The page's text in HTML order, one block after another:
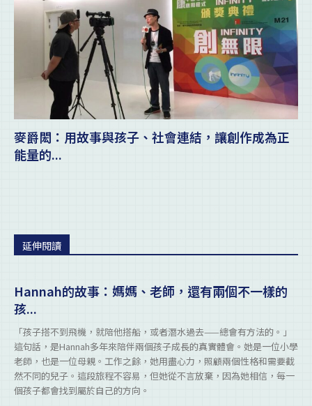
麥爵閎：用故事與孩子、社會連結，讓創作成為正
能量的...
延伸閱讀
Hannah的故事：媽媽、老師，還有兩個不一樣的
孩...
「孩子搭不到飛機，就陪他搭船，或者潛水過去——總會有方法的。」
這句話，是Hannah多年來陪伴兩個孩子成長的真實體會。她是一位小學
老師，也是一位母親。工作之餘，她用盡心力，照顧兩個性格和需要截
然不同的兒子。這段旅程不容易，但她從不言放棄，因為她相信，每一
個孩子都會找到屬於自己的方向。